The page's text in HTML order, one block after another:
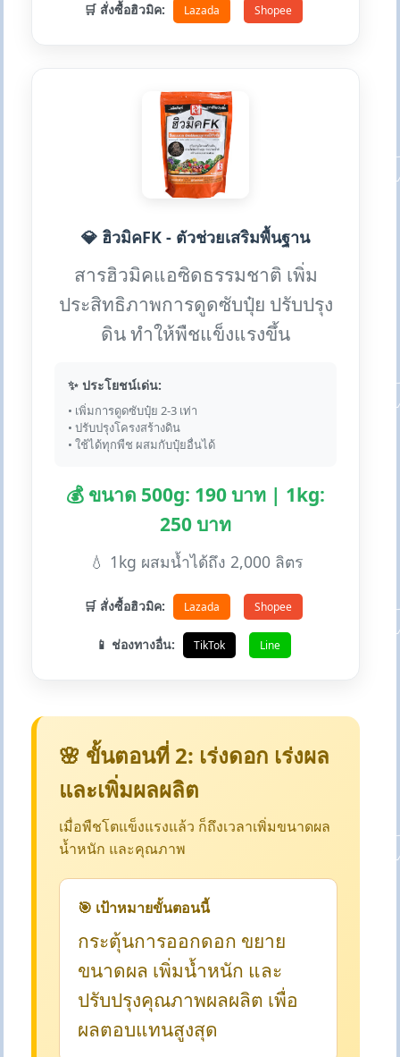
🛒 สั่งซื้อฮิวมิค: Lazada Shopee
💎 ฮิวมิคFK - ตัวช่วยเสริมพื้นฐาน
สารฮิวมิคแอซิดธรรมชาติ เพิ่ม
ประสิทธิภาพการดูดซับปุ๋ย ปรับปรุง
ดิน ทำให้พืชแข็งแรงขึ้น
✨ ประโยชน์เด่น:
• เพิ่มการดูดซับปุ๋ย 2-3 เท่า
• ปรับปรุงโครงสร้างดิน
• ใช้ได้ทุกพืช ผสมกับปุ๋ยอื่นได้
💰 ขนาด 500g: 190 บาท | 1kg:
250 บาท
💧 1kg ผสมน้ำได้ถึง 2,000 ลิตร
🛒 สั่งซื้อฮิวมิค: Lazada Shopee
📱 ช่องทางอื่น: TikTok Line
🌸 ขั้นตอนที่ 2: เร่งดอก เร่งผล
และเพิ่มผลผลิต
เมื่อพืชโตแข็งแรงแล้ว ก็ถึงเวลาเพิ่มขนาดผล
น้ำหนัก และคุณภาพ
🎯 เป้าหมายขั้นตอนนี้
กระตุ้นการออกดอก ขยาย
ขนาดผล เพิ่มน้ำหนัก และ
ปรับปรุงคุณภาพผลผลิต เพื่อ
ผลตอบแทนสูงสุด